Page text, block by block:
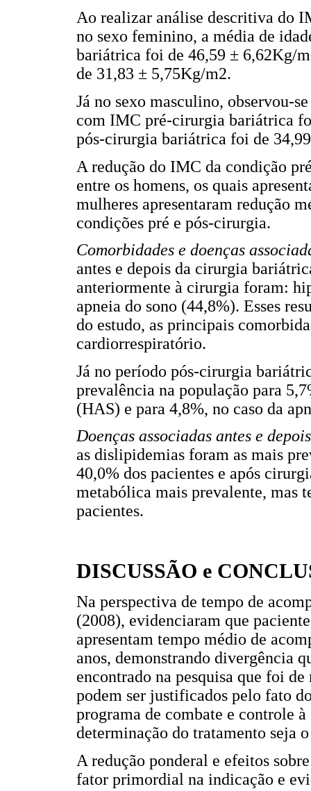
Ao realizar análise descritiva do
no sexo feminino, a média de
bariátrica foi de 46,59 ± 6,62Kg/
de 31,83 ± 5,75Kg/m2.
Já no sexo masculino, observou-
com IMC pré-cirurgia bariátrica
pós-cirurgia bariátrica foi de
A redução do IMC da condição
entre os homens, os quais
mulheres apresentaram redução
condições pré e pós-cirurgia.
Comorbidades e doenças
antes e depois da cirurgia
anteriormente à cirurgia foram:
apneia do sono (44,8%). Esses
do estudo, as principais
cardiorrespiratório.
Já no período pós-cirurgia
prevalência na população para
(HAS) e para 4,8%, no caso da
Doenças associadas antes e
as dislipidemias foram as mais
40,0% dos pacientes e após
metabólica mais prevalente, mas
pacientes.
DISCUSSÃO e
Na perspectiva de tempo de
(2008), evidenciaram que
apresentam tempo médio de
anos, demonstrando divergência
encontrado na pesquisa que foi
podem ser justificados pelo fato
programa de combate e controle
determinação do tratamento seja
A redução ponderal e efeitos
fator primordial na indicação e